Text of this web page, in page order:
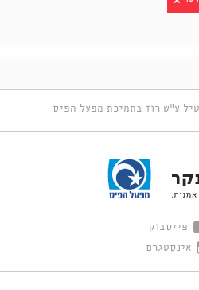
ע"ש רוז בתמיכת מפעל הפיס
פייסבוק
אינסטגרם